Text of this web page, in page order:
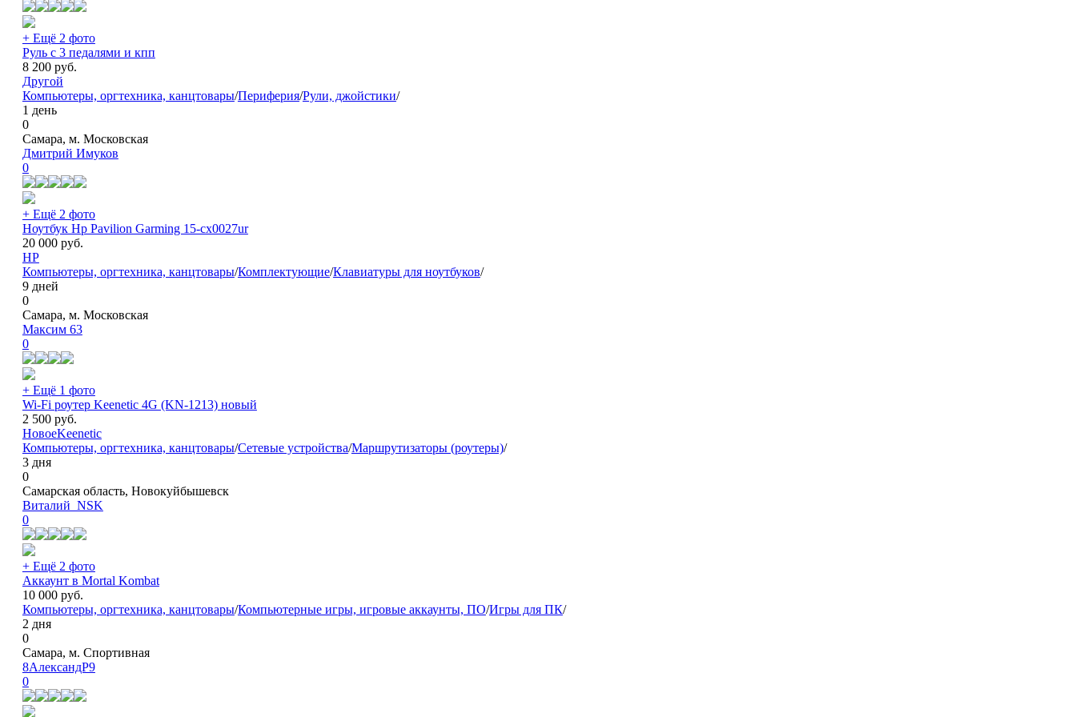
+ Ещё 2 фото
Руль с 3 педалями и кпп
8 200 руб.
Другой
Компьютеры, оргтехника, канцтовары/Периферия/Рули, джойстики/
1 день
0
Самара, м. Московская
Дмитрий Имуков
0
+ Ещё 2 фото
Ноутбук Hp Pavilion Garming 15-cx0027ur
20 000 руб.
HP
Компьютеры, оргтехника, канцтовары/Комплектующие/Клавиатуры для ноутбуков/
9 дней
0
Самара, м. Московская
Максим 63
0
+ Ещё 1 фото
Wi-Fi роутер Keenetic 4G (KN-1213) новый
2 500 руб.
НовоеKeenetic
Компьютеры, оргтехника, канцтовары/Сетевые устройства/Маршрутизаторы (роутеры)/
3 дня
0
Самарская область, Новокуйбышевск
Виталий_NSK
0
+ Ещё 2 фото
Аккаунт в Mortal Kombat
10 000 руб.
Компьютеры, оргтехника, канцтовары/Компьютерные игры, игровые аккаунты, ПО/Игры для ПК/
2 дня
0
Самара, м. Спортивная
8АлександР9
0